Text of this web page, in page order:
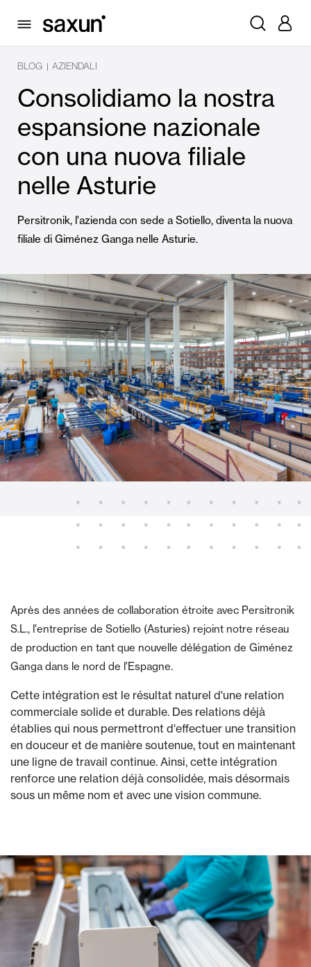
BLOG | AZIENDALI
Consolidiamo la nostra
espansione nazionale
con una nuova filiale
nelle Asturie
Persitronik, l'azienda con sede a Sotiello, diventa la nuova
filiale di Giménez Ganga nelle Asturie.
Après des années de collaboration étroite avec Persitronik
S.L., l'entreprise de Sotiello (Asturies) rejoint notre réseau
de production en tant que nouvelle délégation de Giménez
Ganga dans le nord de l'Espagne.
Cette intégration est le résultat naturel d'une relation
commerciale solide et durable. Des relations déjà
établies qui nous permettront d'effectuer une transition
en douceur et de manière soutenue, tout en maintenant
une ligne de travail continue. Ainsi, cette intégration
renforce une relation déjà consolidée, mais désormais
sous un même nom et avec une vision commune.